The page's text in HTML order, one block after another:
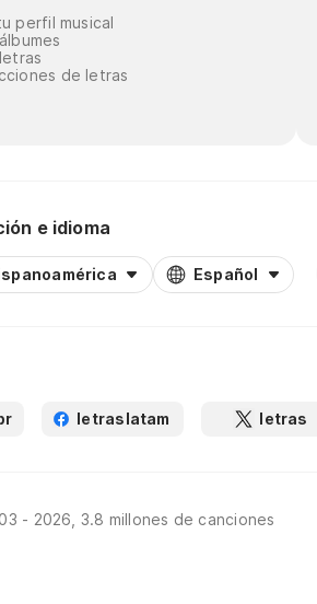
perfil musical
de letras
e idioma
Español
letraslatam letras
- 2026, 3.8 millones de canciones